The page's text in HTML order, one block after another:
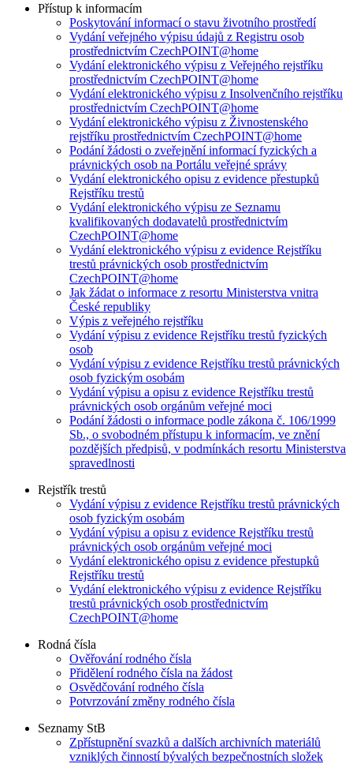
Přístup k informacím
Poskytování informací o stavu životního prostředí
Vydání veřejného výpisu údajů z Registru osob
prostřednictvím CzechPOINT@home
Vydání elektronického výpisu z Veřejného rejstříku
prostřednictvím CzechPOINT@home
Vydání elektronického výpisu z Insolvenčního rejstříku
prostřednictvím CzechPOINT@home
Vydání elektronického výpisu z Živnostenského
rejstříku prostřednictvím CzechPOINT@home
Podání žádosti o zveřejnění informací fyzických a
právnických osob na Portálu veřejné správy
Vydání elektronického opisu z evidence přestupků
Rejstříku trestů
Vydání elektronického výpisu ze Seznamu
kvalifikovaných dodavatelů prostřednictvím
CzechPOINT@home
Vydání elektronického výpisu z evidence Rejstříku
trestů právnických osob prostřednictvím
CzechPOINT@home
Jak žádat o informace z resortu Ministerstva vnitra
České republiky
Výpis z veřejného rejstříku
Vydání výpisu z evidence Rejstříku trestů fyzických
osob
Vydání výpisu z evidence Rejstříku trestů právnických
osob fyzickým osobám
Vydání výpisu a opisu z evidence Rejstříku trestů
právnických osob orgánům veřejné moci
Podání žádosti o informace podle zákona č. 106/1999
Sb., o svobodném přístupu k informacím, ve znění
pozdějších předpisů, v podmínkách resortu Ministerstva
spravedlnosti
Rejstřík trestů
Vydání výpisu z evidence Rejstříku trestů právnických
osob fyzickým osobám
Vydání výpisu a opisu z evidence Rejstříku trestů
právnických osob orgánům veřejné moci
Vydání elektronického opisu z evidence přestupků
Rejstříku trestů
Vydání elektronického výpisu z evidence Rejstříku
trestů právnických osob prostřednictvím
CzechPOINT@home
Rodná čísla
Ověřování rodného čísla
Přidělení rodného čísla na žádost
Osvědčování rodného čísla
Potvrzování změny rodného čísla
Seznamy StB
Zpřístupnění svazků a dalších archivních materiálů
vzniklých činností bývalých bezpečnostních složek